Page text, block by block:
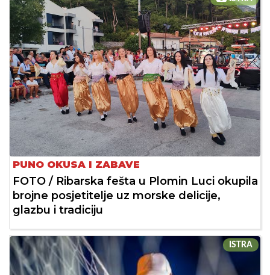
PUNO OKUSA I ZABAVE
FOTO / Ribarska fešta u Plomin Luci okupila
brojne posjetitelje uz morske delicije,
glazbu i tradiciju
ISTRA